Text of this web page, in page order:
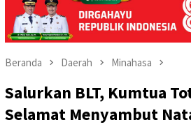
Beranda Daerah Minahasa
Salurkan BLT, Kumtua
Selamat Menyambut